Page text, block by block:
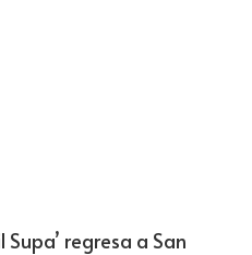
regresa a San